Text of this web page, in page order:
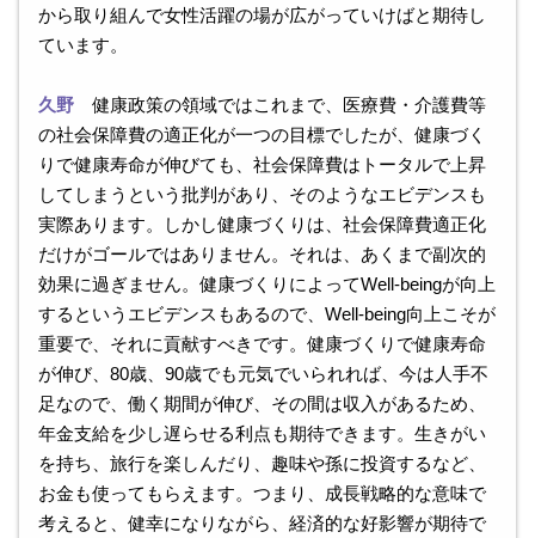
から取り組んで女性活躍の場が広がっていけばと期待し
ています。
久野 健康政策の領域ではこれまで、医療費・介護費等
の社会保障費の適正化が一つの目標でしたが、健康づく
りで健康寿命が伸びても、社会保障費はトータルで上昇
してしまうという批判があり、そのようなエビデンスも
実際あります。しかし健康づくりは、社会保障費適正化
だけがゴールではありません。それは、あくまで副次的
効果に過ぎません。健康づくりによってWell-beingが向上
するというエビデンスもあるので、Well-being向上こそが
重要で、それに貢献すべきです。健康づくりで健康寿命
が伸び、80歳、90歳でも元気でいられれば、今は人手不
足なので、働く期間が伸び、その間は収入があるため、
年金支給を少し遅らせる利点も期待できます。生きがい
を持ち、旅行を楽しんだり、趣味や孫に投資するなど、
お金も使ってもらえます。つまり、成長戦略的な意味で
考えると、健幸になりながら、経済的な好影響が期待で